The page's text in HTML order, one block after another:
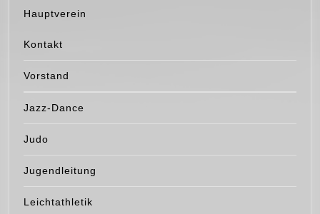
Hauptverein
Kontakt
Vorstand
Jazz-Dance
Judo
Jugendleitung
Leichtathletik